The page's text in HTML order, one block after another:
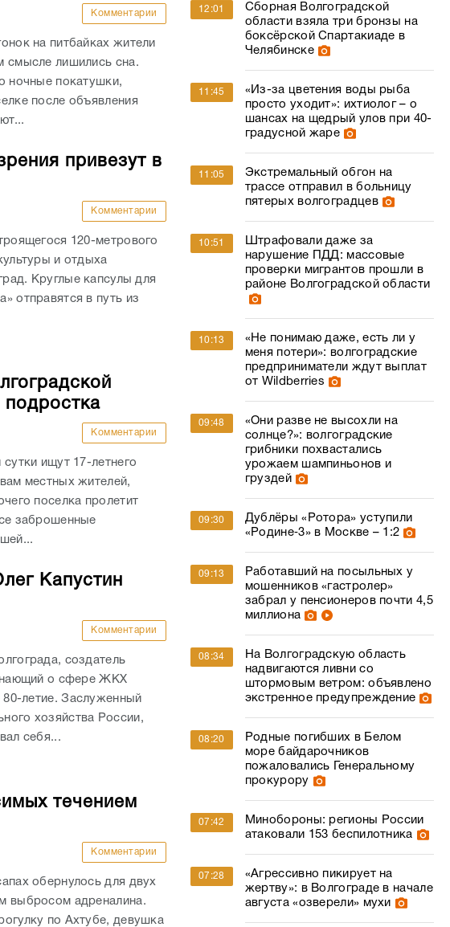
Комментарии
на питбайках жители
смысле лишились сна.
ночные покатушки,
после объявления
привезут в
Комментарии
120-метрового
и отдыха
Круглые капсулы для
отправятся в путь из
подростка
Комментарии
ищут 17-летнего
местных жителей,
поселка пролетит
заброшенные
Капустин
Комментарии
создатель
о сфере ЖКХ
80-летие. Заслуженный
хозяйства России,
себя...
течением
Комментарии
обернулось для двух
выбросом адреналина.
по Ахтубе, девушка
12:01
Сборная Волгоградской
области взяла три бронзы на
боксёрской Спартакиаде в
Челябинске
11:45
«Из-за цветения воды рыба
просто уходит»: ихтиолог – о
шансах на щедрый улов при 40-
градусной жаре
11:05
Экстремальный обгон на
трассе отправил в больницу
пятерых волгоградцев
10:51
Штрафовали даже за
нарушение ПДД: массовые
проверки мигрантов прошли в
районе Волгоградской области
10:13
«Не понимаю даже, есть ли у
меня потери»: волгоградские
предприниматели ждут выплат
от Wildberries
09:48
«Они разве не высохли на
солнце?»: волгоградские
грибники похвастались
урожаем шампиньонов и
груздей
09:30
Дублёры «Ротора» уступили
«Родине‑3» в Москве – 1:2
09:13
Работавший на посыльных у
мошенников «гастролер»
забрал у пенсионеров почти 4,5
миллиона
08:34
На Волгоградскую область
надвигаются ливни со
штормовым ветром: объявлено
экстренное предупреждение
08:20
Родные погибших в Белом
море байдарочников
пожаловались Генеральному
прокурору
07:42
Минобороны: регионы России
атаковали 153 беспилотника
07:28
«Агрессивно пикирует на
жертву»: в Волгограде в начале
августа «озверели» мухи